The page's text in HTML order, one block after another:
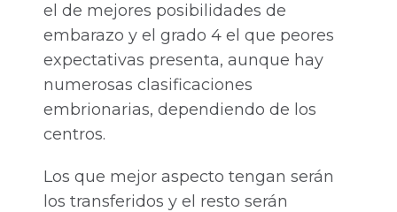
el de mejores posibilidades de
embarazo y el grado 4 el que peores
expectativas presenta, aunque hay
numerosas clasificaciones
embrionarias, dependiendo de los
centros.
Los que mejor aspecto tengan serán
los transferidos y el resto serán